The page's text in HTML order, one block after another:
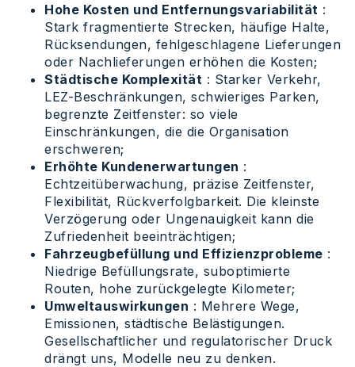
Hohe Kosten und Entfernungsvariabilität :
Stark fragmentierte Strecken, häufige Halte,
Rücksendungen, fehlgeschlagene Lieferungen
oder Nachlieferungen erhöhen die Kosten;
Städtische Komplexität : Starker Verkehr,
LEZ-Beschränkungen, schwieriges Parken,
begrenzte Zeitfenster: so viele
Einschränkungen, die die Organisation
erschweren;
Erhöhte Kundenerwartungen :
Echtzeitüberwachung, präzise Zeitfenster,
Flexibilität, Rückverfolgbarkeit. Die kleinste
Verzögerung oder Ungenauigkeit kann die
Zufriedenheit beeinträchtigen;
Fahrzeugbefüllung und Effizienzprobleme :
Niedrige Befüllungsrate, suboptimierte
Routen, hohe zurückgelegte Kilometer;
Umweltauswirkungen : Mehrere Wege,
Emissionen, städtische Belästigungen.
Gesellschaftlicher und regulatorischer Druck
drängt uns, Modelle neu zu denken.